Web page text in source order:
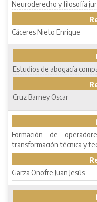
Neuroderecho y filosofía
Cáceres Nieto Enrique
Estudios de abogacía
Cruz Barney Oscar
Formación de
transformación técnica y
Garza Onofre Juan Jesús